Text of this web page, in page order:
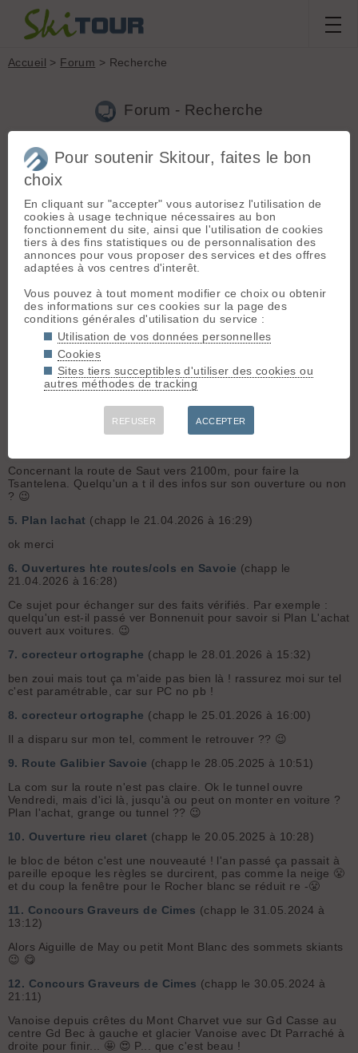
Accueil > Forum > Recherche
Forum - Recherche
Nouveau sujet|Voir tous les sujets
171 résultats
Ouvertures hte routes/cols en Savoie (chapp le
14.05.2026 à 09:29)
Ici l'ouverture des cols en Savoie :https://savoie-route.fr/ Gaffe
il faut paramétrer la carte, flèche a gauche, les routes fermées
apparaissent en noire.
Accès route glandon st colomban(chapp le 08.05.2026 à
10:21)
moi je vois la route bloquée bien plus bas ici :https://savoie-
route.fr/
Accès route glandon st colomban(chapp le 30.04.2026 à
gaffe y a des travaux, + tard en juin
Ouvertures hte routes/cols en Savoie(chapp le
Concernant la route de Saut vers 2100m, pour faire la
Tsantelena. Quelqu'un a t il des infos sur son ouverture ou non
? 😉
5. Plan lachat (chapp le 21.04.2026 à 16:29)
ok merci
6. Ouvertures hte routes/cols en Savoie (chapp le
21.04.2026 à 16:28)
Ce sujet pour échanger sur des faits vérifiés. Par exemple :
quelqu'un est-il passé ver Bonnenuit pour savoir si Plan L'achat
ouvert aux voitures. 😉
7. corecteur ortographe (chapp le 28.01.2026 à 15:32)
ben zoui mais tout ça m'aide pas bien là ! rassurez moi sur tel
c'est paramétrable, car sur PC no pb !
8. corecteur ortographe (chapp le 25.01.2026 à 16:00)
Il a disparu sur mon tel, comment le retrouver ?? 😉
9. Route Galibier Savoie (chapp le 28.05.2025 à 10:51)
La com sur la route n'est pas claire. Ok le tunnel ouvre
Vendredi, mais d'ici là, jusqu'à ou peut on monter en voiture ?
Plan l'achat, grange ou tunnel ?? 😉
10. Ouverture rieu claret (chapp le 20.05.2025 à 10:28)
le bloc de béton c'est une nouveauté ! l'an passé ça passait à
pareille epoque les règles se durcirent, pas comme la neige 😤
et du coup la fenêtre pour le Rocher blanc se réduit re -😤
11. Concours Graveurs de Cimes (chapp le 31.05.2024 à
13:12)
Alors Aiguille de May ou petit Mont Blanc des sommets skiants
😉 😋
12. Concours Graveurs de Cimes (chapp le 30.05.2024 à
21:11)
Vanoise depuis crêtes du Mont Charvet vue sur Gd Casse au
centre Gd Bec à gauche et glacier Vanoise avec Dt Parraché à
droite pour finir... 🤩 😍 P... que c'est beau !
Pour soutenir Skitour, faites le bon
choix
En cliquant sur "accepter" vous autorisez l'utilisation de
cookies à usage technique nécessaires au bon
fonctionnement du site, ainsi que l'utilisation de cookies
tiers à des fins statistiques ou de personnalisation des
annonces pour vous proposer des services et des offres
adaptées à vos centres d'interêt.
Vous pouvez à tout moment modifier ce choix ou obtenir
des informations sur ces cookies sur la page des
conditions générales d'utilisation du service :
Utilisation de vos données personnelles
Cookies
Sites tiers succeptibles d'utiliser des cookies ou
autres méthodes de tracking
REFUSER ACCEPTER